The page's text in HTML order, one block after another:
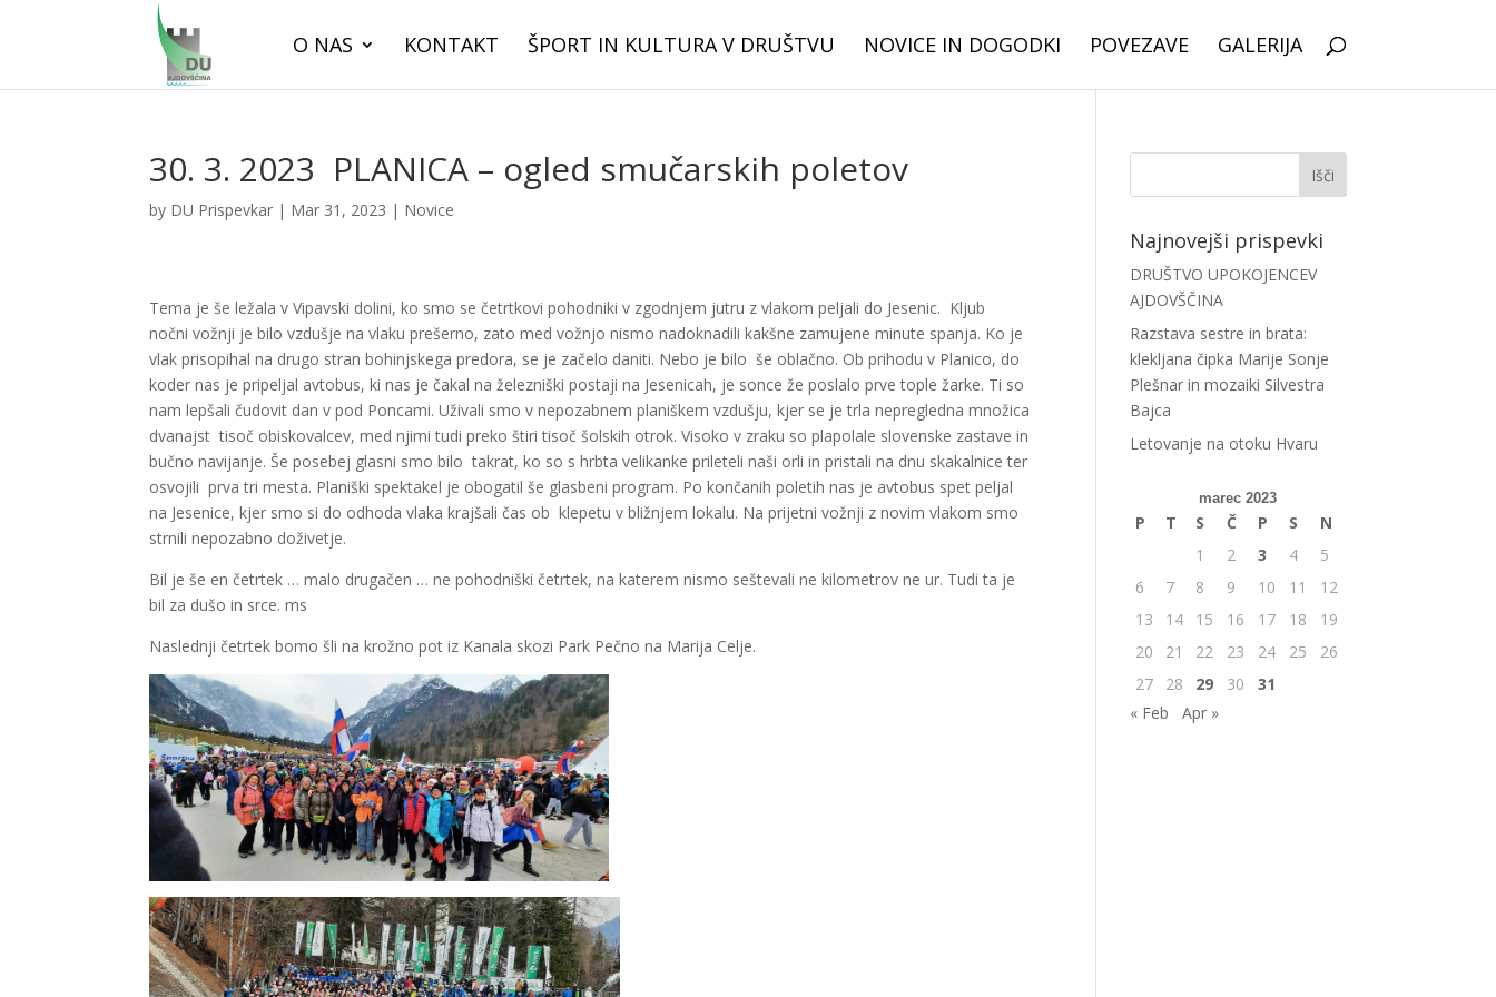
O NAS KONTAKT ŠPORT IN KULTURA V DRUŠTVU NOVICE IN DOGODKI POVEZAVE GALERIJA
30. 3. 2023 PLANICA – ogled smučarskih poletov
by DU Prispevkar | Mar 31, 2023 | Novice
Tema je še ležala v Vipavski dolini, ko smo se četrtkovi pohodniki v zgodnjem jutru z vlakom peljali do Jesenic. Kljub
nočni vožnji je bilo vzdušje na vlaku prešerno, zato med vožnjo nismo nadoknadili kakšne zamujene minute spanja. Ko je
vlak prisopihal na drugo stran bohinjskega predora, se je začelo daniti. Nebo je bilo še oblačno. Ob prihodu v Planico, do
koder nas je pripeljal avtobus, ki nas je čakal na železniški postaji na Jesenicah, je sonce že poslalo prve tople žarke. Ti so
nam lepšali čudovit dan v pod Poncami. Uživali smo v nepozabnem planiškem vzdušju, kjer se je trla nepregledna množica
dvanajst tisoč obiskovalcev, med njimi tudi preko štiri tisoč šolskih otrok. Visoko v zraku so plapolale slovenske zastave in
bučno navijanje. Še posebej glasni smo bilo takrat, ko so s hrbta velikanke prileteli naši orli in pristali na dnu skakalnice ter
osvojili prva tri mesta. Planiški spektakel je obogatil še glasbeni program. Po končanih poletih nas je avtobus spet peljal
na Jesenice, kjer smo si do odhoda vlaka krajšali čas ob klepetu v bližnjem lokalu. Na prijetni vožnji z novim vlakom smo
strnili nepozabno doživetje.
Bil je še en četrtek … malo drugačen … ne pohodniški četrtek, na katerem nismo seštevali ne kilometrov ne ur. Tudi ta je
bil za dušo in srce. ms
Naslednji četrtek bomo šli na krožno pot iz Kanala skozi Park Pečno na Marija Celje.
Najnovejši prispevki
DRUŠTVO UPOKOJENCEV
AJDOVŠČINA
Razstava sestre in brata:
klekljana čipka Marije Sonje
Plešnar in mozaiki Silvestra
Bajca
Letovanje na otoku Hvaru
marec 2023
P T S Č P S
N
1
2 3 4
5
6
7 8 9 10 11
12
13
14 15 16 17 18
19
20
21 22 23 24 25
26
27
28 29 30
31
« Feb
Apr »